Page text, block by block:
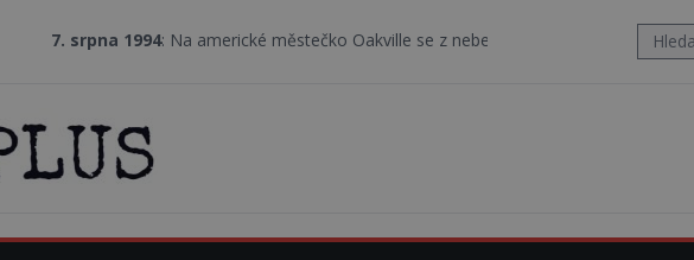
1994: Na americké městečko Oakville se z nebe snáší podivná rosolovitá látka